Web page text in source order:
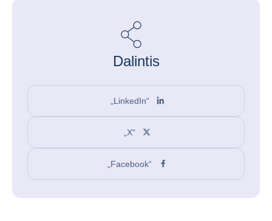
Dalintis
„LinkedIn“
„X“
„Facebook“